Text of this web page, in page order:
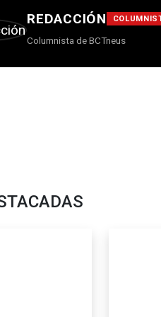
REDACCIÓN
Columnista de BCTneus